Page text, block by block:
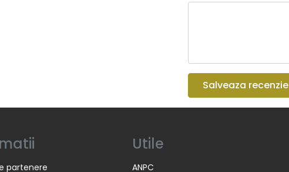
Salveaza recenzie
partenere
Utile
ANPC